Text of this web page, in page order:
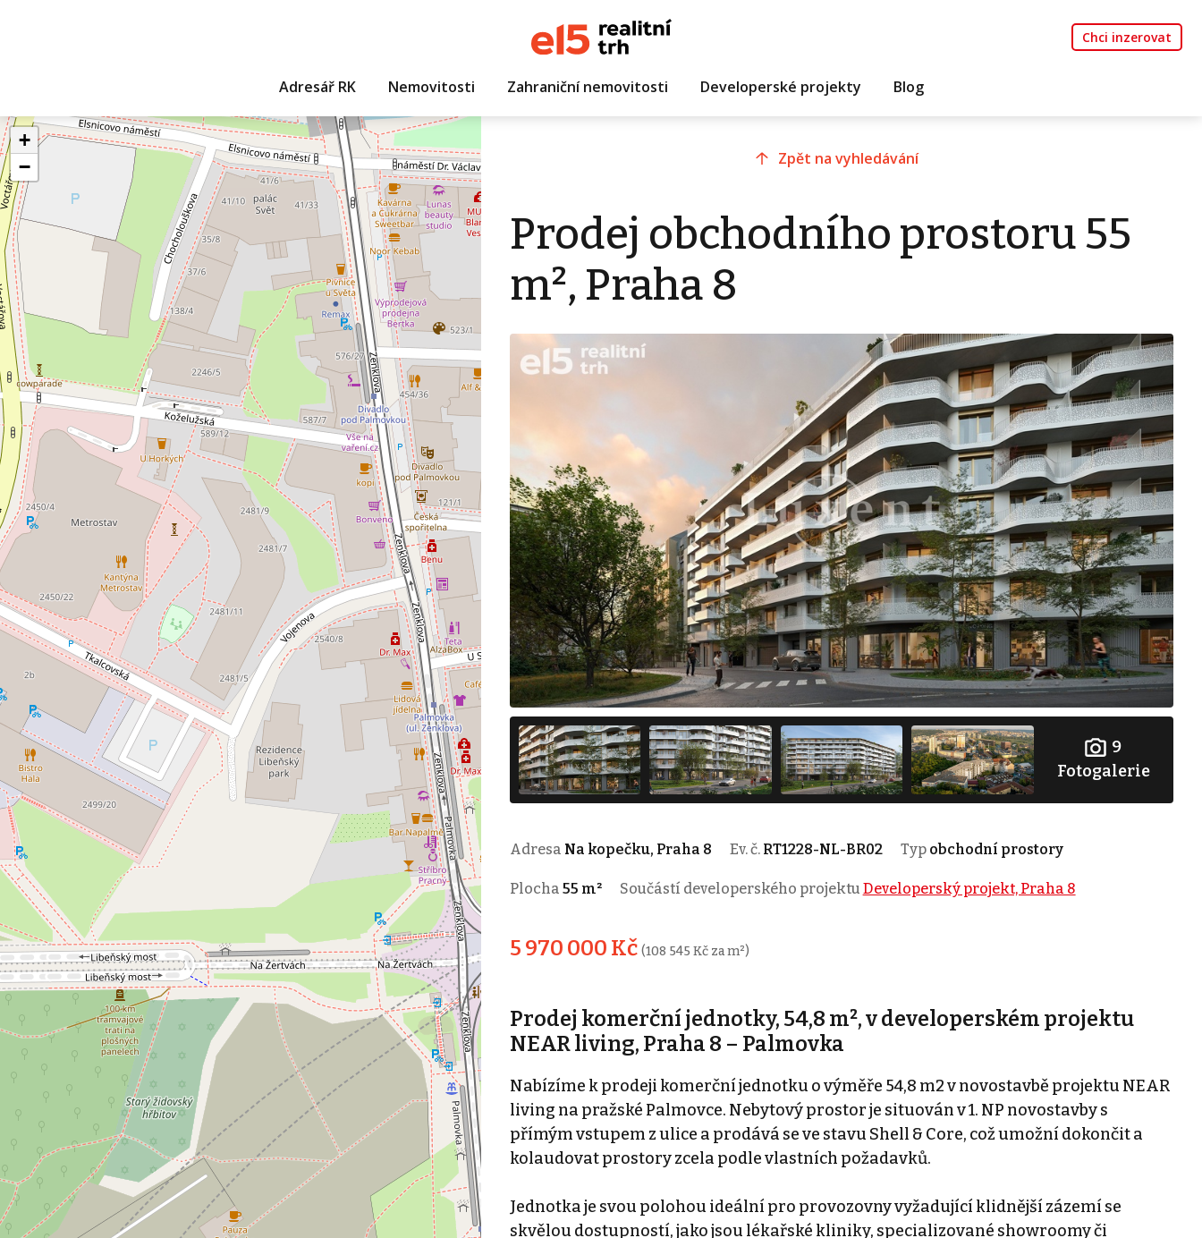
Chci inzerovat
Adresář RK Nemovitosti Zahraniční nemovitosti Developerské projekty Blog
+
−
Zpět na vyhledávání
Prodej obchodního prostoru 55
m², Praha 8
9
Fotogalerie
Adresa Na kopečku, Praha 8 Ev. č. RT1228-NL-BR02 Typ obchodní prostory
Plocha 55 m² Součástí developerského projektu Developerský projekt, Praha 8
5 970 000 Kč (108 545 Kč za m²)
Prodej komerční jednotky, 54,8 m², v developerském projektu
NEAR living, Praha 8 – Palmovka
Nabízíme k prodeji komerční jednotku o výměře 54,8 m2 v novostavbě projektu NEAR
living na pražské Palmovce. Nebytový prostor je situován v 1. NP novostavby s
přímým vstupem z ulice a prodává se ve stavu Shell & Core, což umožní dokončit a
kolaudovat prostory zcela podle vlastních požadavků.
Jednotka je svou polohou ideální pro provozovny vyžadující klidnější zázemí se
skvělou dostupností, jako jsou lékařské kliniky, specializované showroomy či